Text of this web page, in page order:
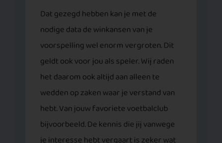
Dat gezegd hebben kan je met de
nodige data de winkansen van je
voorspelling wel enorm vergroten. Dit
geldt ook voor jou als speler. Wij raden
het daarom ook altijd aan alleen te
wedden op zaken waar je verstand van
hebt. Van jouw favoriete voetbalclub
bijvoorbeeld. De kennis die jij vanwege
je interesse hebt vergaart is zeker wat